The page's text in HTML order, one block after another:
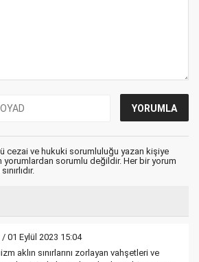
cezai ve hukuki sorumluluğu yazan kişiye
yorumlardan sorumlu değildir. Her bir yorum
/ 01 Eylül 2023 15:04
aklın sınırlarını zorlayan vahşetleri ve